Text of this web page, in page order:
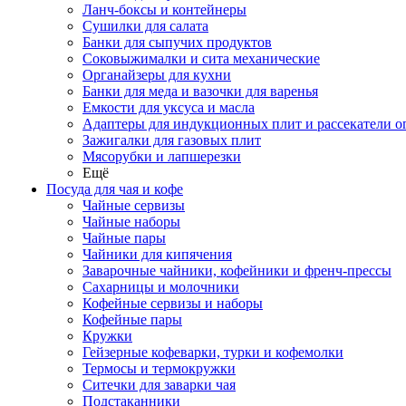
Ланч-боксы и контейнеры
Сушилки для салата
Банки для сыпучих продуктов
Соковыжималки и сита механические
Органайзеры для кухни
Банки для меда и вазочки для варенья
Емкости для уксуса и масла
Адаптеры для индукционных плит и рассекатели
Зажигалки для газовых плит
Мясорубки и лапшерезки
Ещё
Посуда для чая и кофе
Чайные сервизы
Чайные наборы
Чайные пары
Чайники для кипячения
Заварочные чайники, кофейники и френч-прессы
Сахарницы и молочники
Кофейные сервизы и наборы
Кофейные пары
Кружки
Гейзерные кофеварки, турки и кофемолки
Термосы и термокружки
Ситечки для заварки чая
Подстаканники